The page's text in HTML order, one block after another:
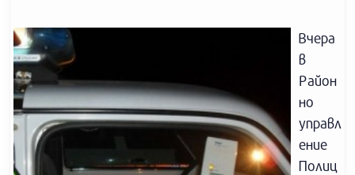
Вчера
в
Район
но
управл
ение
Полиц